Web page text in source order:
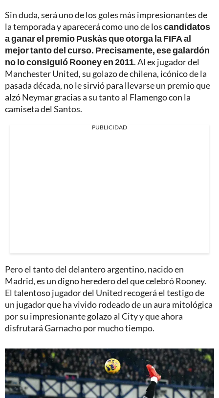
Sin duda, será uno de los goles más impresionantes de
la temporada y aparecerá como uno de loscandidatos
a ganar el premio Puskàs que otorga la FIFA al
mejor tanto del curso. Precisamente, ese galardón
no lo consiguió Rooney en 2011. Al ex jugador del
Manchester United, su golazo de chilena, icónico de la
pasada década, no le sirvió para llevarse un premio que
alzó Neymar gracias a su tanto al Flamengo con la
camiseta del Santos.
PUBLICIDAD
Pero el tanto del delantero argentino, nacido en
Madrid, es un digno heredero del que celebró Rooney.
El talentoso jugador del United recogerá el testigo de
un jugador que ha vivido rodeado de un aura mitológica
por su impresionante golazo al City y que ahora
disfrutará Garnacho por mucho tiempo.